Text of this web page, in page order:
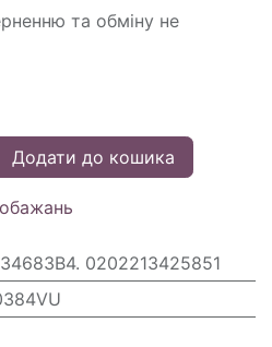
та обміну не
Додати до кошика
34683B4. 0202213425851